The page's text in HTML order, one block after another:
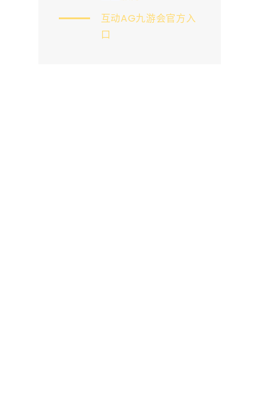
互动AG九游会官方入
口